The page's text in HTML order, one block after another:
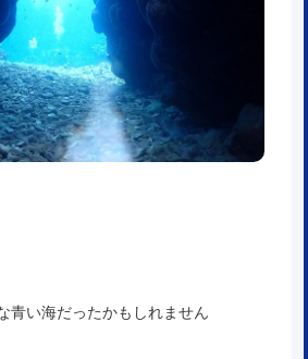
青い海だったかもしれません